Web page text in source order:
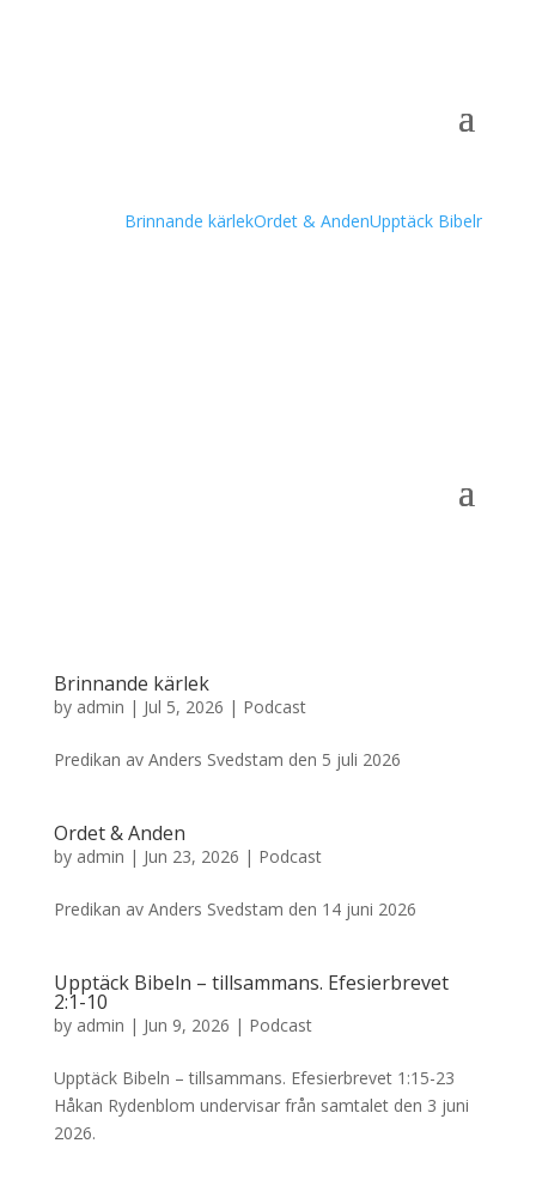
Brinnande kärlekOrdet & AndenUpptäck Bibeln –
Brinnande kärlek
by admin | Jul 5, 2026 | Podcast
Predikan av Anders Svedstam den 5 juli 2026
Ordet & Anden
by admin | Jun 23, 2026 | Podcast
Predikan av Anders Svedstam den 14 juni 2026
Upptäck Bibeln – tillsammans. Efesierbrevet
2:1-10
by admin | Jun 9, 2026 | Podcast
Upptäck Bibeln – tillsammans. Efesierbrevet 1:15-23
Håkan Rydenblom undervisar från samtalet den 3 juni
2026.